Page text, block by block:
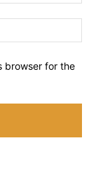
browser for the